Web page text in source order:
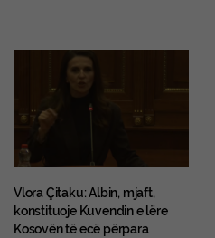
Vlora Çitaku: Albin, mjaft,
konstituoje Kuvendin e lëre
Kosovën të ecë përpara